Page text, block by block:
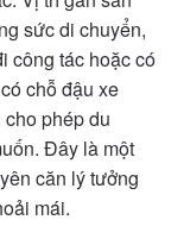
sức di chuyển,
công tác hoặc có
chỗ đậu xe
phép du
Đây là một
căn lý tưởng
mái.